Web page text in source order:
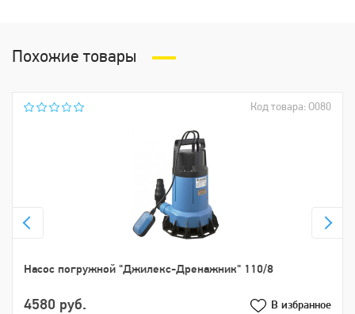
Похожие товары
Код товара: О080
Насос погружной "Джилекс-Дренажник" 110/8
4580 руб. В избранное